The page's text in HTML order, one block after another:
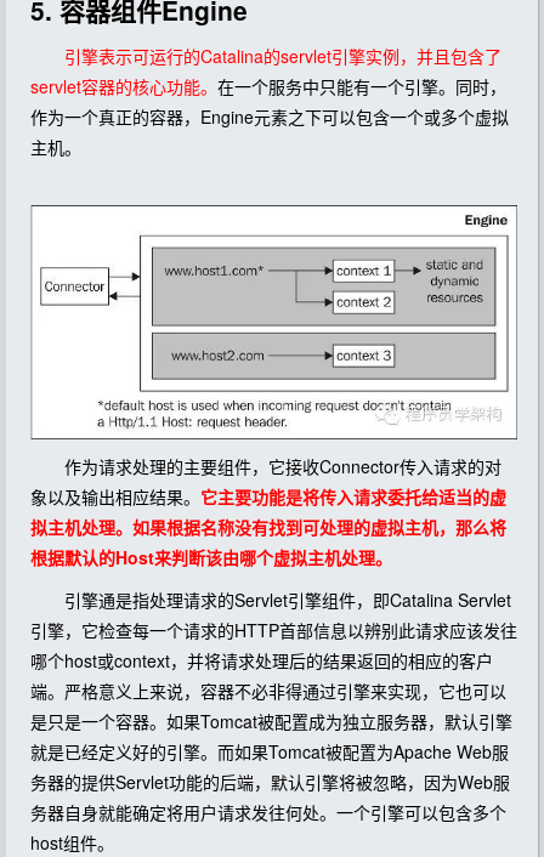
5. 容器组件Engine
引擎表示可运行的Catalina的servlet引擎实例，并且包含了
servlet容器的核心功能。 在一个服务中只能有一个引擎。同时，
作为一个真正的容器，Engine元素之下可以包含一个或多个虚拟
主机。
作为请求处理的主要组件，它接收Connector传入请求的对
象以及输出相应结果。 它主要功能是将传入请求委托给适当的虚
拟主机处理。如果根据名称没有找到可处理的虚拟主机，那么将
根据默认的Host来判断该由哪个虚拟主机处理。
引擎通是指处理请求的Servlet引擎组件，即Catalina Servlet
引擎，它检查每一个请求的HTTP首部信息以辨别此请求应该发往
哪个host或context，并将请求处理后的结果返回的相应的客户
端。严格意义上来说，容器不必非得通过引擎来实现，它也可以
是只是一个容器。如果Tomcat被配置成为独立服务器，默认引擎
就是已经定义好的引擎。而如果Tomcat被配置为Apache Web服
务器的提供Servlet功能的后端，默认引擎将被忽略，因为Web服
务器自身就能确定将用户请求发往何处。一个引擎可以包含多个
host组件。